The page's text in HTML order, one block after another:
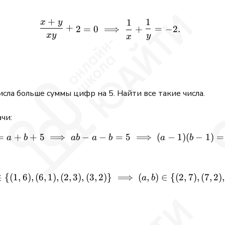
\frac{x + y}{xy} + 2 = 0
xy
x + y
+ 2 = 0 ⟹
x
1
+
y
1
= −2.
больше суммы цифр на 5. Найти все такие числа.
ab = a + b + 5 \implies ab
a + b + 5 ⟹ ab − a − b = 5 ⟹ (a − 1)(b − 1) =
(a - 1, b - 1) \in \{(1, 6),
{(1, 6), (6, 1), (2, 3), (3, 2)} ⟹ (a, b) ∈ {(2, 7), (7, 2),